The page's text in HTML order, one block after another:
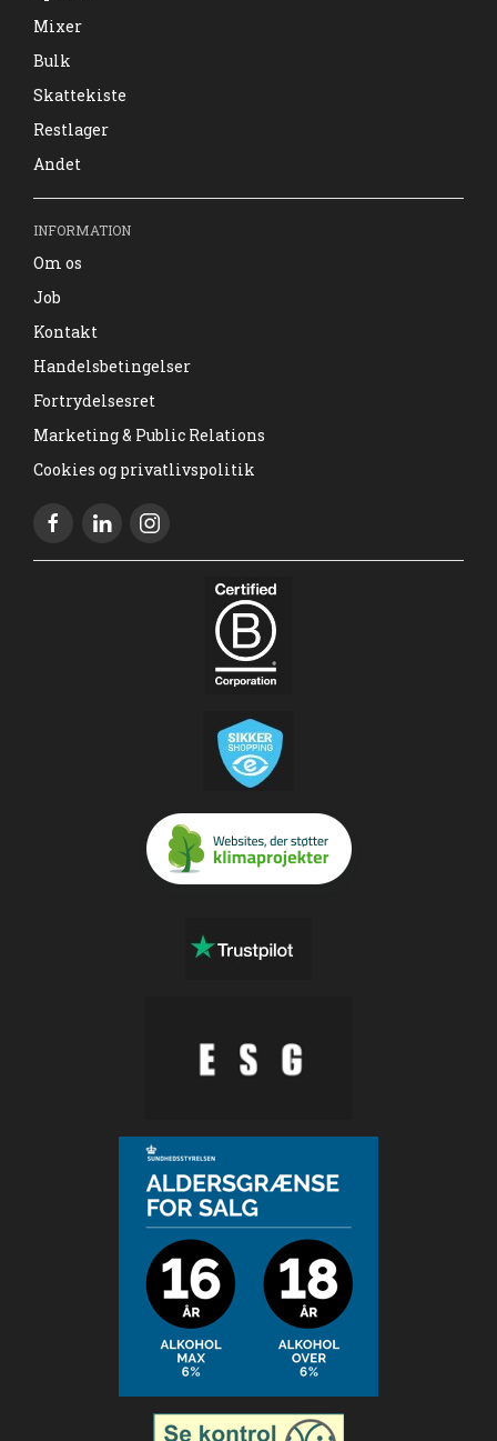
Mixer
Bulk
Skattekiste
Restlager
Andet
INFORMATION
Om os
Job
Kontakt
Handelsbetingelser
Fortrydelsesret
Marketing & Public Relations
Cookies og privatlivspolitik